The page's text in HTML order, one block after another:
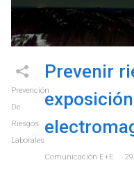
Prevención
De
Riesgos
Laborales
Prevenir
Comunicación E+e